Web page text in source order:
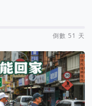
倒數 51 天